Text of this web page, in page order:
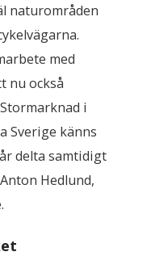
naturområden
med
nu också
i
Sverige känns
delta samtidigt
Hedlund,